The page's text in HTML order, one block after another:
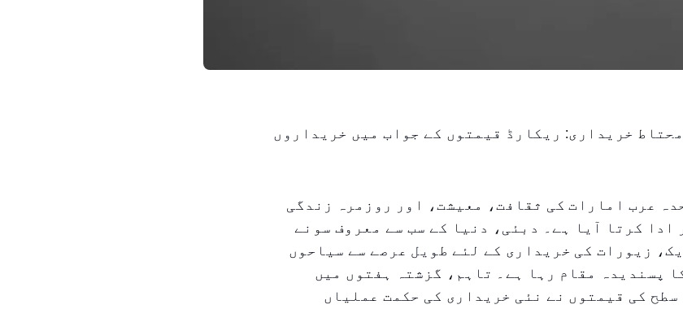
خریداری: ریکارڈ قیمتوں کے جواب میں خریداروں
عرب امارات کی ثقافت، معیشت، اور روزمرہ زندگی
ادا کرتا آیا ہے۔ دبئی، دنیا کے سب سے معروف سونے
زیورات کی خریداری کے لئے طویل عرصے سے سیاحوں
پسندیدہ مقام رہا ہے۔ تاہم، گزشتہ ہفتوں میں
کی قیمتوں نے نئی خریداری کی حکمت عملیاں